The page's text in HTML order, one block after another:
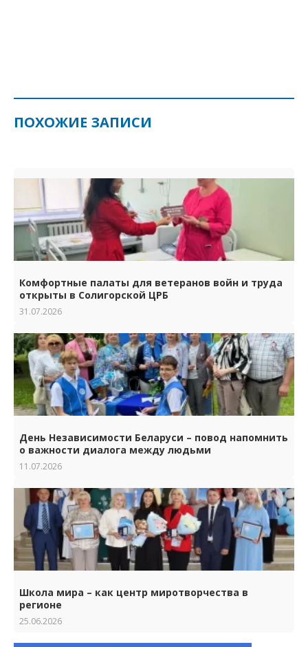
ПОХОЖИЕ ЗАПИСИ
Комфортные палаты для ветеранов войн и труда
открыты в Солигорской ЦРБ
31.07.2026
День Независимости Беларуси – повод напомнить
о важности диалога между людьми
11.07.2026
Школа мира – как центр миротворчества в
регионе
25.06.2026